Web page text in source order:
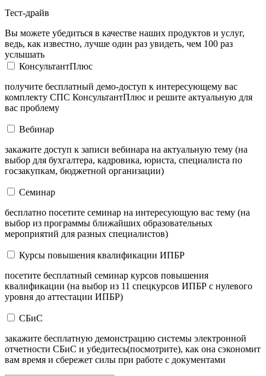
Тест-драйв
Вы можете убедиться в качестве наших продуктов и услуг,
ведь, как известно, лучше один раз увидеть, чем 100 раз
услышать
КонсультантПлюс
получите бесплатный демо-доступ к интересующему вас
комплекту СПС КонсультантПлюс и решите актуальную для
вас проблему
Вебинар
закажите доступ к записи вебинара на актуальную тему (на
выбор для бухгалтера, кадровика, юриста, специалиста по
госзакупкам, бюджетной организации)
Семинар
бесплатно посетите семинар на интересующую вас тему (на
выбор из программы ближайших образовательных
мероприятий для разных специалистов)
Курсы повышения квалификации ИПБР
посетите бесплатный семинар курсов повышения
квалификации (на выбор из 11 спецкурсов ИПБР с нулевого
уровня до аттестации ИПБР)
СБиС
закажите бесплатную демонстрацию системы электронной
отчетности СБиС и убедитесь(посмотрите), как она сэкономит
вам время и сбережет силы при работе с документами